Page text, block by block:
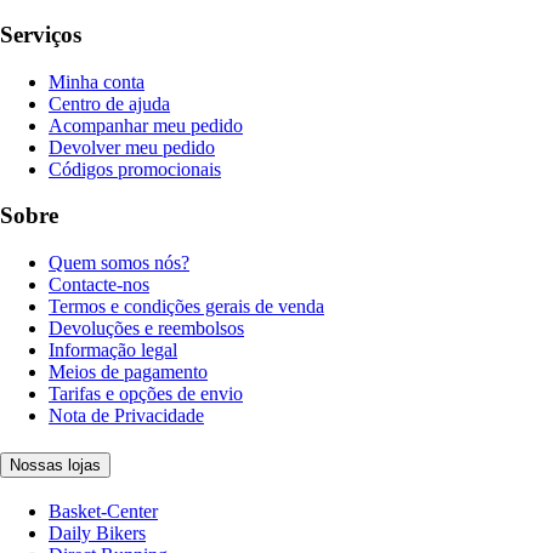
Serviços
Minha conta
Centro de ajuda
Acompanhar meu pedido
Devolver meu pedido
Códigos promocionais
Sobre
Quem somos nós?
Contacte-nos
Termos e condições gerais de venda
Devoluções e reembolsos
Informação legal
Meios de pagamento
Tarifas e opções de envio
Nota de Privacidade
Nossas lojas
Basket-Center
Daily Bikers